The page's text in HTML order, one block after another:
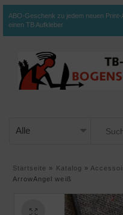
ABO-Geschenk zu jedem neuen
einen TB Aufkleber
Startseite » Katalog »
ArrowAngel weiß